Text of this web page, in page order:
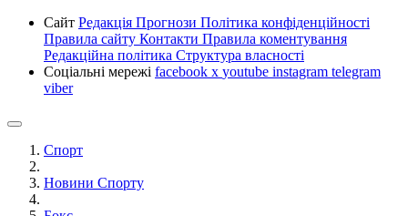
Сайт Редакція Прогнози Політика конфіденційності
Правила сайту Контакти Правила коментування
Редакційна політика Структура власності
Соціальні мережі facebook x youtube instagram telegram
viber
Спорт
Новини Спорту